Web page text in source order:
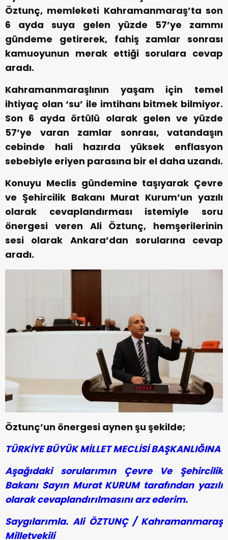
Öztunç, memleketi Kahramanmaraş’ta son
6 ayda suya gelen yüzde 57’ye zammı
gündeme getirerek, fahiş zamlar sonrası
kamuoyunun merak ettiği sorulara cevap
aradı.
Kahramanmaraşlının yaşam için temel
ihtiyaç olan ‘su’ ile imtihanı bitmek bilmiyor.
Son 6 ayda örtülü olarak gelen ve yüzde
57’ye varan zamlar sonrası, vatandaşın
cebinde hali hazırda yüksek enflasyon
sebebiyle eriyen parasına bir el daha uzandı.
Konuyu Meclis gündemine taşıyarak Çevre
ve Şehircilik Bakanı Murat Kurum’un yazılı
olarak cevaplandırması istemiyle soru
önergesi veren Ali Öztunç, hemşerilerinin
sesi olarak Ankara’dan sorularına cevap
aradı.
Öztunç’un önergesi aynen şu şekilde;
TÜRKİYE BÜYÜK MİLLET MECLİSİ BAŞKANLIĞINA
Aşağıdaki sorularımın Çevre Ve Şehircilik
Bakanı Sayın Murat KURUM tarafından yazılı
olarak cevaplandırılmasını arz ederim.
Saygılarımla. Ali ÖZTUNÇ / Kahramanmaraş
Milletvekili